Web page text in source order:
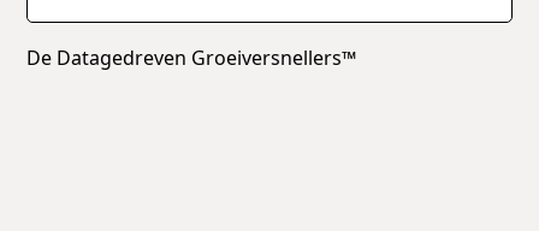
De Datagedreven Groeiversnellers™